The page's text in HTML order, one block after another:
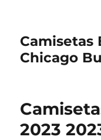
Camisetas
Chicago
2023